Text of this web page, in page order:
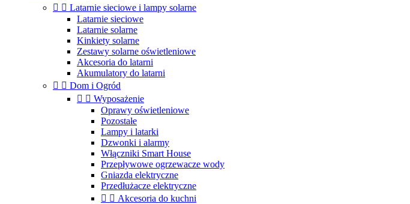
  Latarnie sieciowe i lampy solarne
Latarnie sieciowe
Latarnie solarne
Kinkiety solarne
Zestawy solarne oświetleniowe
Akcesoria do latarni
Akumulatory do latarni
  Dom i Ogród
  Wyposażenie
Oprawy oświetleniowe
Pozostałe
Lampy i latarki
Dzwonki i alarmy
Włączniki Smart House
Przepływowe ogrzewacze wody
Gniazda elektryczne
Przedłużacze elektryczne
  Akcesoria do kuchni